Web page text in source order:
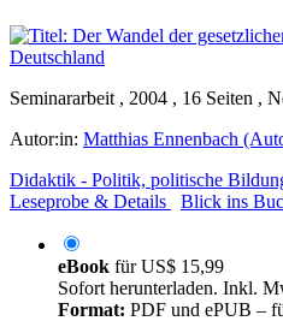
Seminararbeit , 2004 , 16 Seiten ,
Autor:in: Matthias Ennenbach
Didaktik - Politik, politische
Leseprobe & Details
Blick ins
eBook fürUS$ 15,99
Sofort herunterladen. Inkl.
Format: PDF und ePUB –